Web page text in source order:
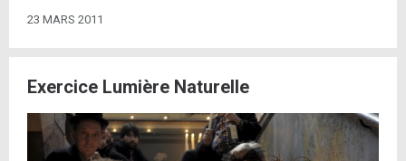
23 MARS 2011
Exercice Lumière Naturelle